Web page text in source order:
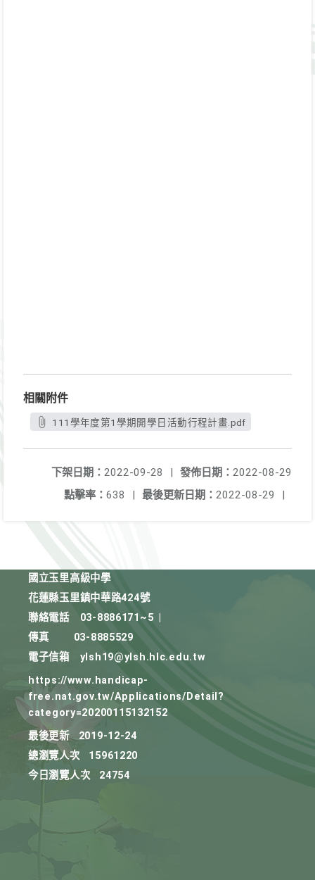
相關附件
111學年度第1學期開學日活動行程計畫.pdf
發佈日期： 2022-08-29
下架日期： 2022-09-28
|
最後更新日期： 2022-08-29 |
點擊率： 638 |
國立玉里高級中學
花蓮縣玉里鎮中華路424號
聯絡電話
03-8886171~5
傳真
03-8885529
電子信箱
ylsh19@ylsh.hlc.edu.tw
https://www.handicap-
free.nat.gov.tw/Applications/Detail?
category=20200115132152
最後更新
2019-12-24
總瀏覽人次
15961220
今日瀏覽人次
24754